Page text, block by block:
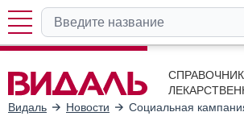
СПРАВОЧНИК
Видаль
Новости Социальная